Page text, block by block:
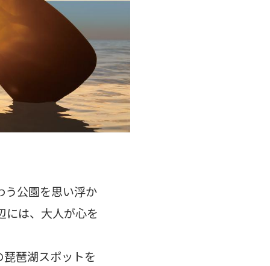
う公園を思い浮か
には、大人が心を
琶湖スポットを